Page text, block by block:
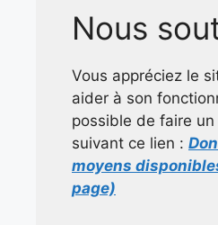
Nous
Vous appréciez le
aider à son
possible de faire un
suivant ce lien :
moyens
page)